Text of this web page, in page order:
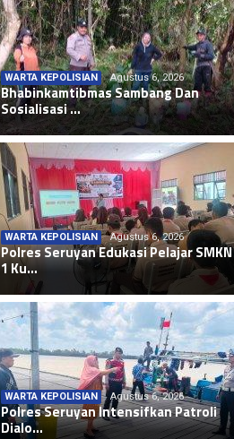
WARTA KEPOLISIAN Agustus 6, 2026
Bhabinkamtibmas Sambang Dan
Sosialisasi …
WARTA KEPOLISIAN Agustus 6, 2026
Polres Seruyan Edukasi Pelajar SMKN
1 Ku…
WARTA KEPOLISIAN Agustus 6, 2026
Polres Seruyan Intensifkan Patroli
Dialo…